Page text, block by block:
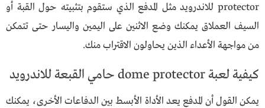
protector للاندرويد مثل المدفع الذي ستقوم بتثبيته حول القبة أو
السيف العملاق يمكنك وضع الاثنين على اليمين واليسار حتى تتمكن
من مواجهة الأعداء الذين يحاولون الاقتراب منك.
كيفية لعبة dome protector حامي القبعة للاندرويد
يمكن القول أن المدفع يعد الأداة الأبسط بين الدفاعات الأخرى، يمكنك